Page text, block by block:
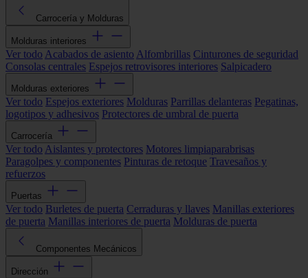
Carrocería y Molduras
Molduras interiores
Ver todo Acabados de asiento Alfombrillas Cinturones de seguridad
Consolas centrales Espejos retrovisores interiores Salpicadero
Molduras exteriores
Ver todo Espejos exteriores Molduras Parrillas delanteras Pegatinas,
logotipos y adhesivos Protectores de umbral de puerta
Carrocería
Ver todo Aislantes y protectores Motores limpiaparabrisas
Paragolpes y componentes Pinturas de retoque Travesaños y
refuerzos
Puertas
Ver todo Burletes de puerta Cerraduras y llaves Manillas exteriores
de puerta Manillas interiores de puerta Molduras de puerta
Componentes Mecánicos
Dirección